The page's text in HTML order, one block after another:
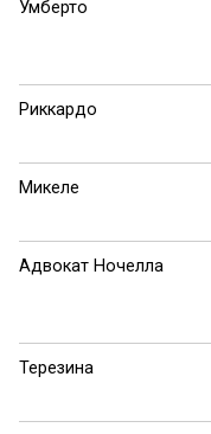
Умберто
Риккардо
Микеле
Адвокат Ночелла
Терезина